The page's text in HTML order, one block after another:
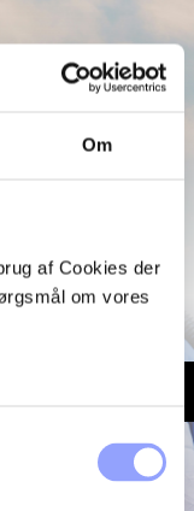
Om
af Cookies der
om vores
i